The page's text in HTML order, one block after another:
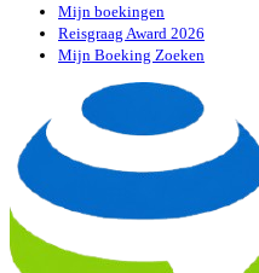
Mijn boekingen
Reisgraag Award 2026
Mijn Boeking Zoeken